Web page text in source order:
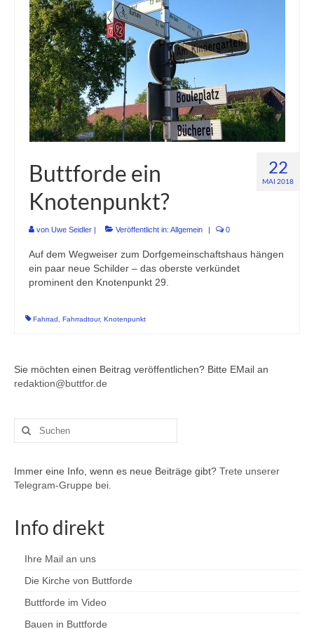
Buchung Dorfgemeinschaftshaus
Vereine
Buchung Dorfgemeinschaftshaus
Nordseeurlaub in Buttforde!
Bilder
22
MAI 2018
Buttforde ein
Knotenpunkt?
von Uwe Seidler | Veröffentlicht in: Allgemein | 0
Auf dem Wegweiser zum Dorfgemeinschaftshaus hängen
ein paar neue Schilder – das oberste verkündet
prominent den Knotenpunkt 29.
Fahrrad Fahrradtour, Knotenpunkt
Sie möchten einen Beitrag veröffentlichen? Bitte EMail an
redaktion@buttfor.de
Suchen
nach:
Immer eine Info, wenn es neue Beiträge gibt? Trete unserer
Telegram-Gruppe bei.
Info direkt
Ihre Mail an uns
Die Kirche von Buttforde
Buttforde im Video
Bauen in Buttforde